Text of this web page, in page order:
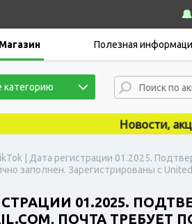
Магазин Полезная
категорию
Новости,
| Дата регистрации 01.2025.
заполнен. Зарегистрированы с
01.2025.
ПОЧТА